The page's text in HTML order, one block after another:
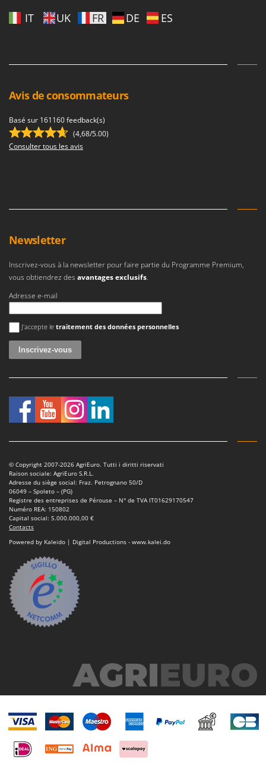
IT UK FR DE ES
Avis de consommateurs
Basé sur 161160 feedback(s)
(4,68/5.00)
Consulter tous les avis
Newsletter
Inscrivez-vous à la newsletter pour faire partie du Programme Premium,
vous obtiendrez des avantages exclusifs.
Adresse e-mail
Une erreur est survenue
J'accepte le traitement des données personnelles
© Copyright 2007-2026 AgriEuro. Tutti i diritti riservati
Raison sociale: AgriEuro S.R.L.
Adresse du siège social: Fraz. Petrognano 50/D
06049 – Spoleto – (PG)
Registre des entreprises de Pérouse – N° de TVA IT01629170547
Numéro REA: 150802
Capital social: 5.000.000,00 €
Contacts
Powered by Kaleido | Digital Productions - www.kalei.do